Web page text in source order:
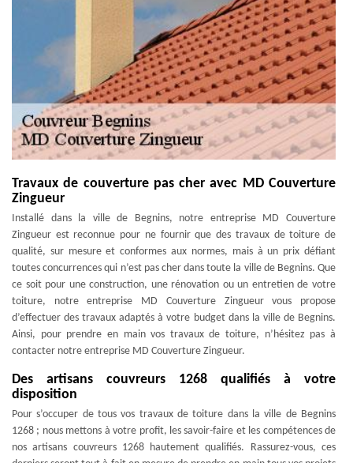
Travaux de couverture pas cher avec MD Couverture
Zingueur
Installé dans la ville de Begnins, notre entreprise MD Couverture
Zingueur est reconnue pour ne fournir que des travaux de toiture de
qualité, sur mesure et conformes aux normes, mais à un prix défiant
toutes concurrences qui n’est pas cher dans toute la ville de Begnins. Que
ce soit pour une construction, une rénovation ou un entretien de votre
toiture, notre entreprise MD Couverture Zingueur vous propose
d’effectuer des travaux adaptés à votre budget dans la ville de Begnins.
Ainsi, pour prendre en main vos travaux de toiture, n’hésitez pas à
contacter notre entreprise MD Couverture Zingueur.
Des artisans couvreurs 1268 qualifiés à votre
disposition
Pour s’occuper de tous vos travaux de toiture dans la ville de Begnins
1268 ; nous mettons à votre profit, les savoir-faire et les compétences de
nos artisans couvreurs 1268 hautement qualifiés. Rassurez-vous, ces